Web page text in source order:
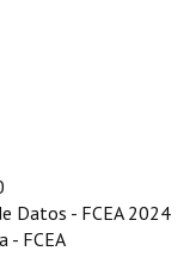
Datos - FCEA 2024
- FCEA